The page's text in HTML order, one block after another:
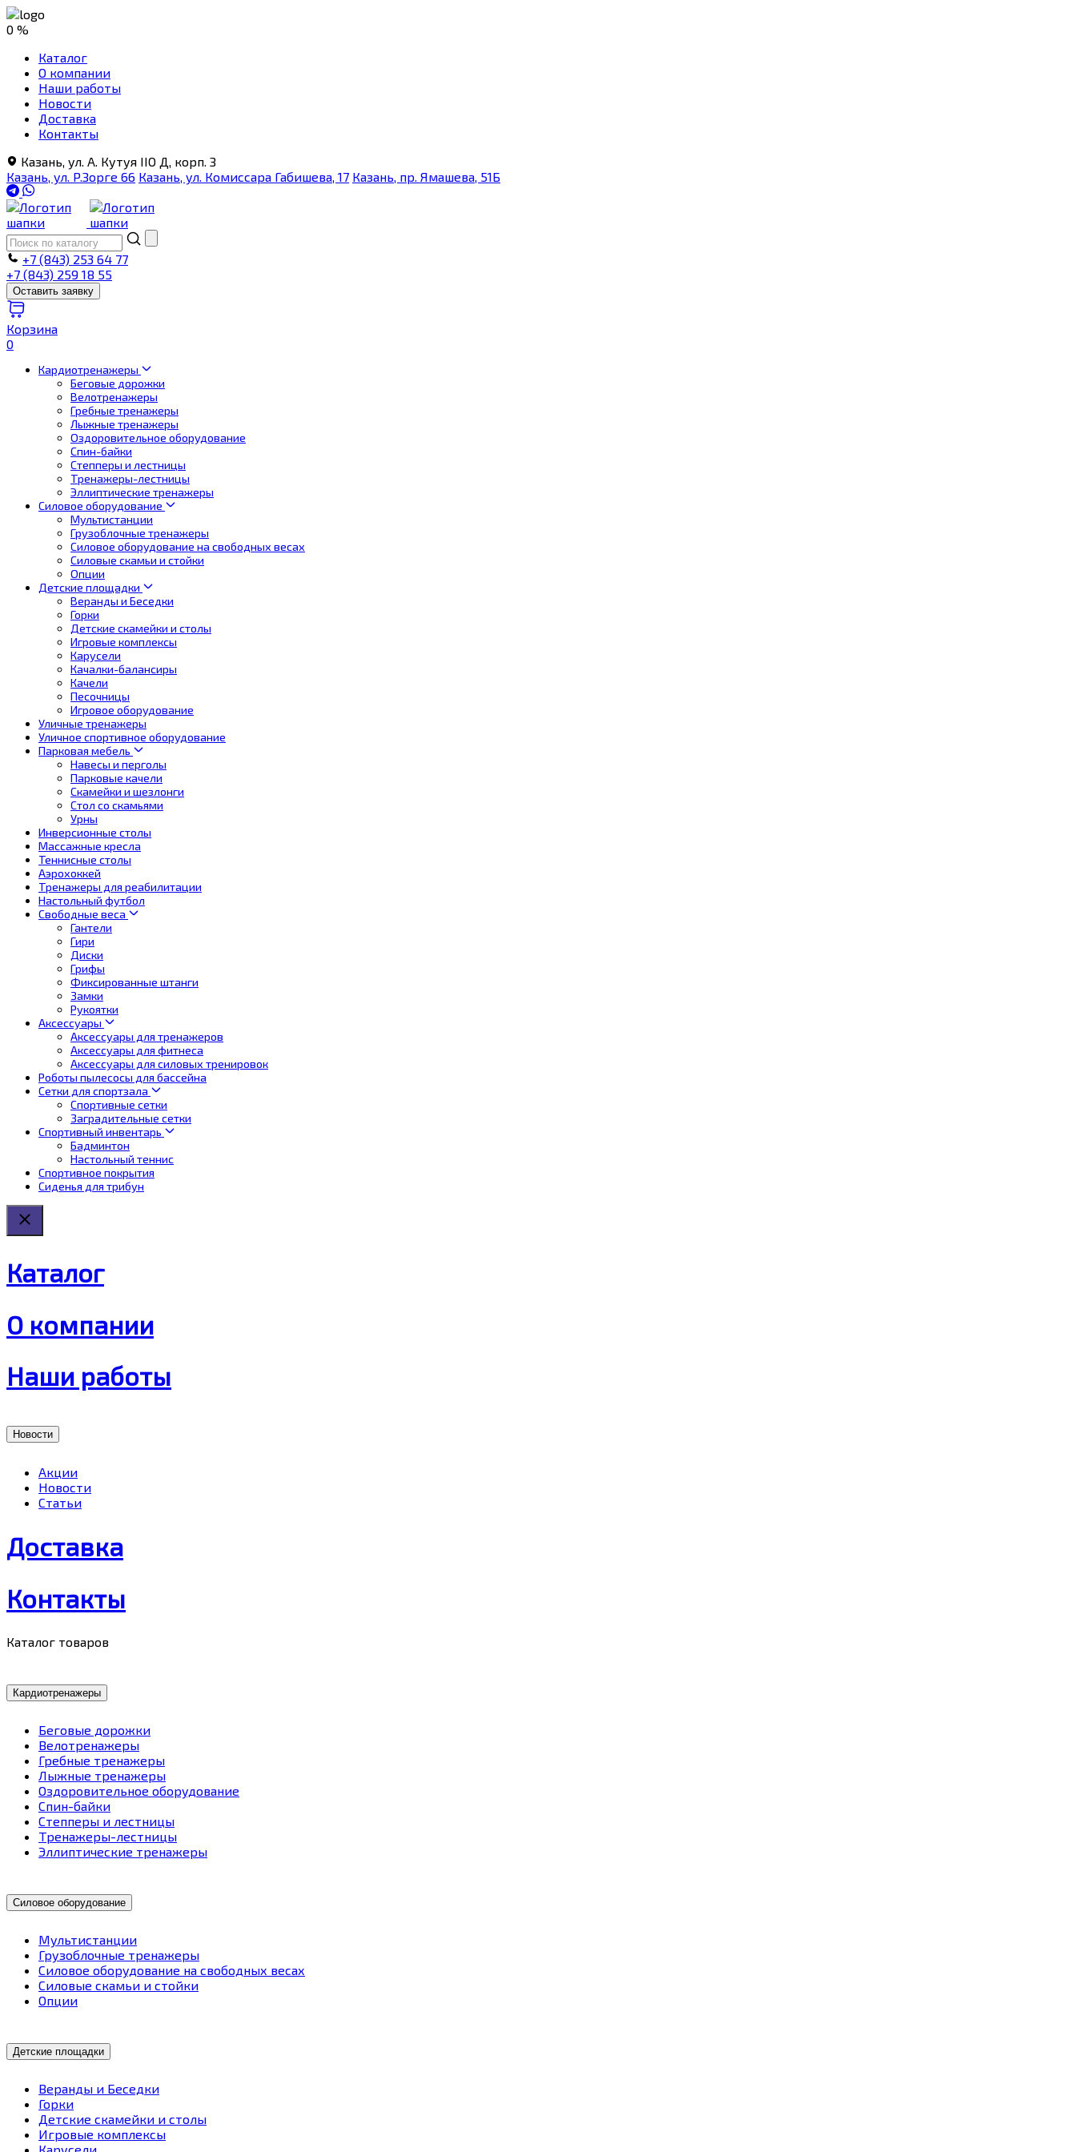
0 %
Каталог
О компании
Наши работы
Новости
Доставка
Контакты
Казань, ул. А. Кутуя IIO Д, корп. З
Казань, ул. Р.Зорге 66 Казань, ул. Комиссара Габишева, 17 Казань, пр. Ямашева, 51Б
+7 (843) 253 64 77
+7 (843) 259 18 55
Оставить заявку
Корзина
0
Кардиотренажеры
Беговые дорожки
Велотренажеры
Гребные тренажеры
Лыжные тренажеры
Оздоровительное оборудование
Спин-байки
Степперы и лестницы
Тренажеры-лестницы
Эллиптические тренажеры
Силовое оборудование
Мультистанции
Грузоблочные тренажеры
Силовое оборудование на свободных весах
Силовые скамьи и стойки
Опции
Детские площадки
Веранды и Беседки
Горки
Детские скамейки и столы
Игровые комплексы
Карусели
Качалки-балансиры
Качели
Песочницы
Игровое оборудование
Уличные тренажеры
Уличное спортивное оборудование
Парковая мебель
Навесы и перголы
Парковые качели
Скамейки и шезлонги
Стол со скамьями
Урны
Инверсионные столы
Массажные кресла
Теннисные столы
Аэрохоккей
Тренажеры для реабилитации
Настольный футбол
Свободные веса
Гантели
Гири
Диски
Грифы
Фиксированные штанги
Замки
Рукоятки
Аксессуары
Аксессуары для тренажеров
Аксессуары для фитнеса
Аксессуары для силовых тренировок
Роботы пылесосы для бассейна
Сетки для спортзала
Спортивные сетки
Заградительные сетки
Спортивный инвентарь
Бадминтон
Настольный теннис
Спортивное покрытия
Сиденья для трибун
Каталог
О компании
Наши работы
Новости
Акции
Новости
Статьи
Доставка
Контакты
Каталог товаров
Кардиотренажеры
Беговые дорожки
Велотренажеры
Гребные тренажеры
Лыжные тренажеры
Оздоровительное оборудование
Спин-байки
Степперы и лестницы
Тренажеры-лестницы
Эллиптические тренажеры
Силовое оборудование
Мультистанции
Грузоблочные тренажеры
Силовое оборудование на свободных весах
Силовые скамьи и стойки
Опции
Детские площадки
Веранды и Беседки
Горки
Детские скамейки и столы
Игровые комплексы